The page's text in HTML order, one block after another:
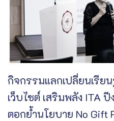
กิจกรรมแลกเปลี่ยนเรีย
เว็บไซต์ เสริมพลัง ITA
ตอกย้ำนโยบาย No Gift